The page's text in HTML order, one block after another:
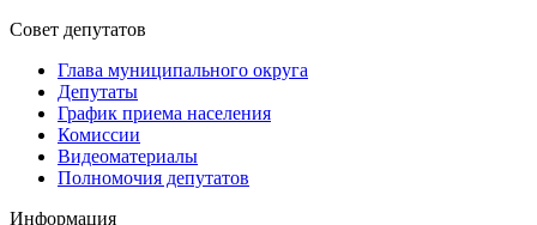
Совет депутатов
Глава муниципального округа
Депутаты
График приема населения
Комиссии
Видеоматериалы
Полномочия депутатов
Информация